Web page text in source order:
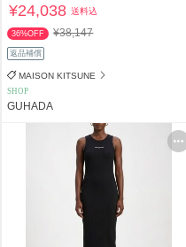
¥24,038送料込
36%OFF ¥38,147
返品補償
MAISON KITSUNE
SHOP
GUHADA